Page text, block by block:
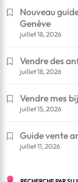
Nouveau
Genève
juillet 18, 2026
Vendre des
juillet 18, 2026
Vendre mes
juillet 15, 2026
Guide vente
juillet 11, 2026